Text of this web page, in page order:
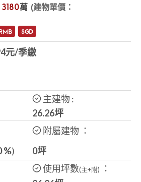
萬 (建物單價：
SGD
元/季繳
主建物 :
26.26坪
%)
附屬建物 ：
0坪
使用坪數(主+附)
：